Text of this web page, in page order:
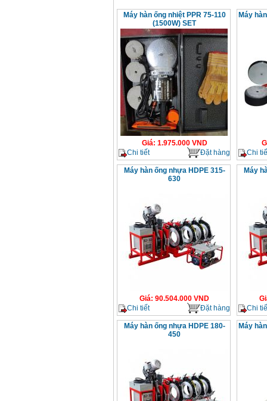
Máy hàn ống nhiệt PPR 75-110
(1500W) SET
Giá: 1.975.000VND
Chi tiết
Đặt hàng
Máy
Chi
Máy hàn ống nhựa HDPE 315-
630
Giá: 90.504.000 VND
Chi tiết
Đặt hàng
Máy
Chi
Máy hàn ống nhựa HDPE 180-
450
Máy